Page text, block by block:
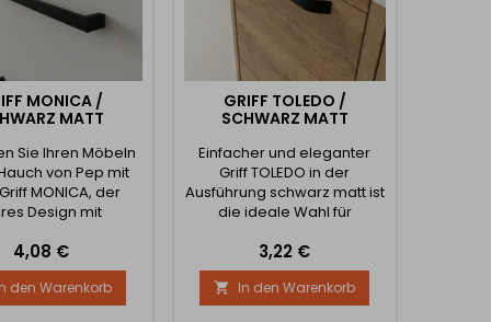
MONICA /
MATT
Sie Ihren Möbeln
von Pep mit
MONICA, der
Design mit
verbindet.
seiner 4
Längen
er perfekt auf
Preis
4,08 €
den Warenkorb
GRIFF TOLEDO /
SCHWARZ MATT
Einfacher und eleganter
Griff TOLEDO in der
Ausführung schwarz matt ist
die ideale Wahl für
Innenräume. Das
minimalistische Design mit
klaren Linien verleiht den
Möbeln ein zeitloses
Preis
3,22 €
 In den Warenkorb